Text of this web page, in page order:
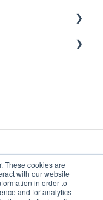
These cookies are
with our website
in order to
and for analytics